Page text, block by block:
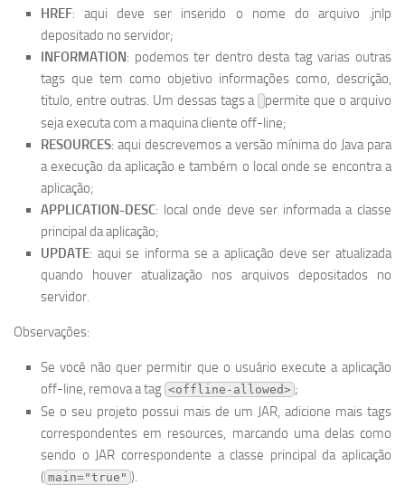
HREF: aqui deve ser inserido o nome do arquivo .jnlp
depositado no servidor;
INFORMATION: podemos ter dentro desta tag varias outras
tags que tem como objetivo informações como, descrição,
titulo, entre outras. Um dessas tags a permite que o arquivo
seja executa com a maquina cliente off-line;
RESOURCES: aqui descrevemos a versão mínima do Java para
a execução da aplicação e também o local onde se encontra a
aplicação;
APPLICATION-DESC: local onde deve ser informada a classe
principal da aplicação;
UPDATE: aqui se informa se a aplicação deve ser atualizada
quando houver atualização nos arquivos depositados no
servidor.
Observações:
Se você não quer permitir que o usuário execute a aplicação
off-line, remova a tag <offline-allowed> ;
Se o seu projeto possui mais de um JAR, adicione mais tags
correspondentes em resources, marcando uma delas como
sendo o JAR correspondente a classe principal da aplicação
( main="true" ).